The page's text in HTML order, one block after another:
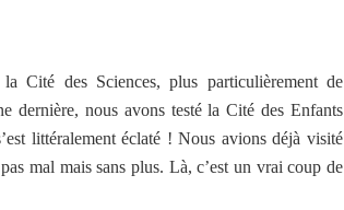
Cité des Sciences, plus particulièrement de
dernière, nous avons testé la Cité des Enfants
littéralement éclaté ! Nous avions déjà visité
mal mais sans plus. Là, c’est un vrai coup de